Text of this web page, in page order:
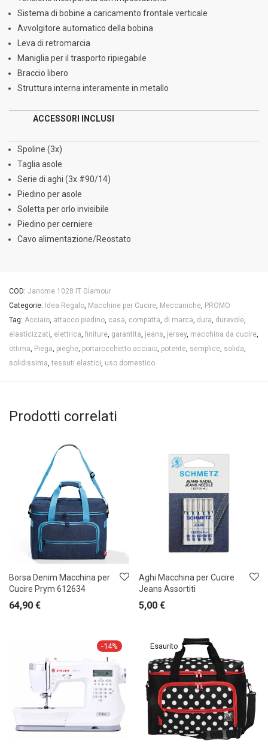
Sistema di bobine a caricamento frontale verticale
Avvolgitore automatico della bobina
Leva di retromarcia
Maniglia per il trasporto ripiegabile
Braccio libero
Struttura interna interamente in metallo
ACCESSORI INCLUSI
Spoline (3x)
Taglia asole
Serie di aghi (3x #90/14)
Piedino per asole
Soletta per orlo invisibile
Piedino per cerniere
Cavo alimentazione/Reostato
COD: Janome 1028 IT Glamour
Categorie: Idea Regalo, Macchine per Cucire, Meccaniche, PROMO
Tag: Acciaio, attacco piedino, casa, compatta, di marca, dura, durevole,
elasticizzati, elettrica, finiture, garantita, jeans, jersey, macchina da cucire,
ottima, Piega, pieghe, portarocchetto acciaio, potente, semplice, solida,
solidissima,tessuti elastici, uso domestico
Prodotti correlati
Borsa Denim Macchina per
Cucire Prym 612634
64,90 €
Aghi Macchina per Cucire
Jeans Assortiti
5,00 €
-14%